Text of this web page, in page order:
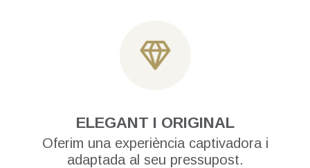
ELEGANT I ORIGINAL
Oferim una experiència captivadora i
adaptada al seu pressupost.